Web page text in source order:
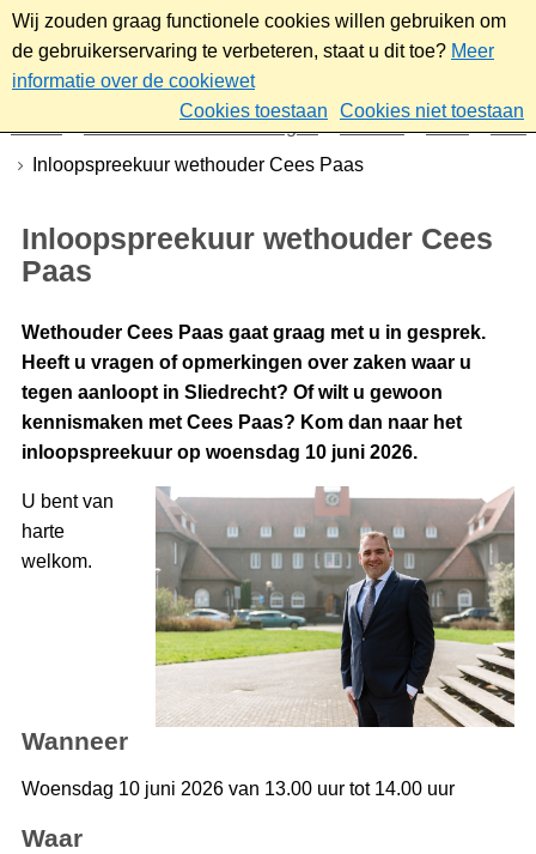
Wij zouden graag functionele cookies willen gebruiken om
de gebruikerservaring te verbeteren, staat u dit toe? Meer
informatie over de cookiewet
Cookies toestaan
Cookies niet toestaan
Nieuws & bekendmakingen Nieuws 2026
Juni
Inloopspreekuur wethouder Cees Paas
Inloopspreekuur wethouder Cees
Paas
Wethouder Cees Paas gaat graag met u in gesprek.
Heeft u vragen of opmerkingen over zaken waar u
tegen aanloopt in Sliedrecht? Of wilt u gewoon
kennismaken met Cees Paas? Kom dan naar het
inloopspreekuur op woensdag 10 juni 2026.
U bent van
harte
welkom.
Wanneer
Woensdag 10 juni 2026 van 13.00 uur tot 14.00 uur
Waar